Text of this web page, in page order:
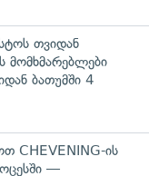
თვიდან
მომხმარებლები
ბათუმში 4
CHEVENING-ის
—